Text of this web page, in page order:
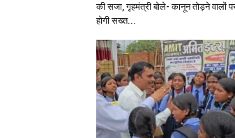
की सजा, गृहमंत्री बोले- कानून तोड़ने वालों
होगी सख्त...